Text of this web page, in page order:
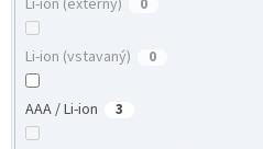
0
Li-ion (vstavaný) 0
AAA / Li-ion 3